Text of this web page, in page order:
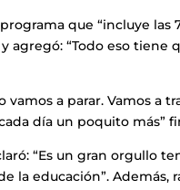
que “incluye las
agregó: “Todo eso
vamos a parar. Vamos a
día un poquito más”
“Es un gran orgullo
la educación”. Además,